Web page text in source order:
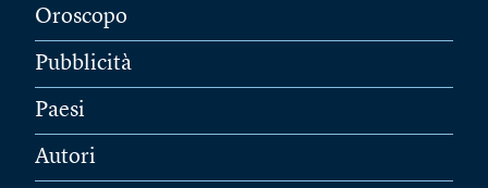
Oroscopo
Pubblicità
Paesi
Autori